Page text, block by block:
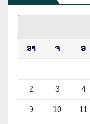
ອາ ຈ ອ
2 3 4
9 10 11